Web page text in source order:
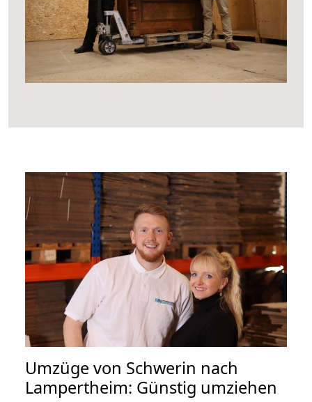
Umzüge von Schwerin nach
Lampertheim: Günstig umziehen